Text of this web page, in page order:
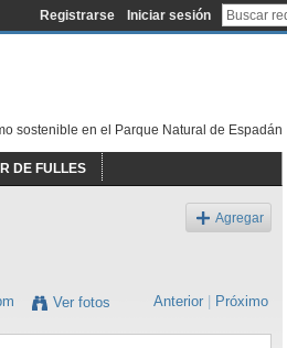
Registrarse Iniciar sesión
sostenible en el Parque Natural de Espadán
DE FULLES
Agregar
Ver fotos Anterior Próximo